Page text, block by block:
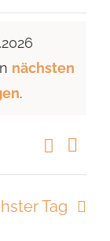
nächsten
.
und
Suche
Tag
Tag